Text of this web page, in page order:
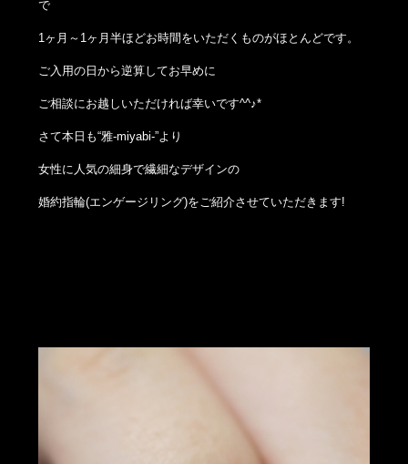
で
1ヶ月～1ヶ月半ほどお時間をいただくものがほとんどです。
ご入用の日から逆算してお早めに
ご相談にお越しいただければ幸いです^^♪*
さて本日も“雅-miyabi-”より
女性に人気の細身で繊細なデザインの
婚約指輪(エンゲージリング)をご紹介させていただきます!